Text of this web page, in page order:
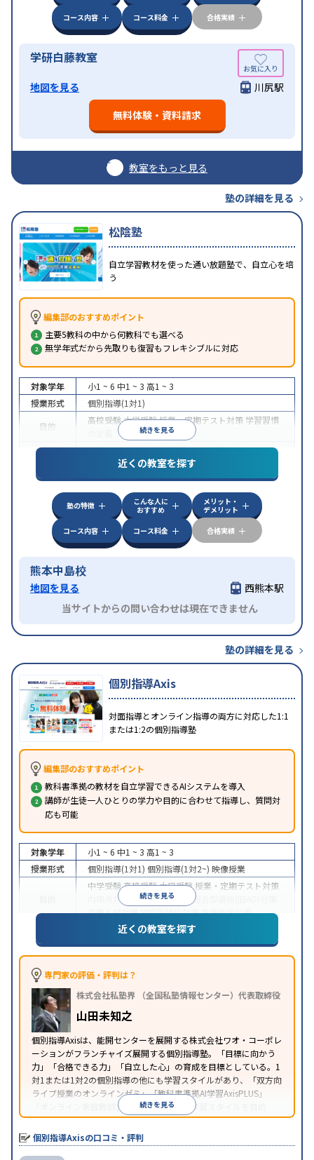
コース内容
コース料金 合格実績
学研白藤教室
地図を見る
川尻駅
無料体験・資料請求
教室をもっと見る
塾の詳細を見る
松陰塾
自立学習教材を使った通い放題塾で、自立心を培
う
編集部のおすすめポイント
主要5教科の中から何教科でも選べる
無学年式だから先取りも復習もフレキシブルに対応
続きを見る
対象学年 小1 ~ 6 中1 ~ 3 高1 ~ 3
授業形式
個別指導(1対1)
目的
高校受験大学受験授業・定期テスト対策 学習習慣
特徴
授業の振替可能季節講習のみの受講可
近くの教室を探す
塾の特徴
こんな人に
おすすめ
メリット・
デメリット
コース内容
コース料金 合格実績
熊本中島校
地図を見る
西熊本駅
当サイトからの問い合わせは現在できません
塾の詳細を見る
個別指導Axis
対面指導とオンライン指導の両方に対応した1:1
または1:2の個別指導塾
編集部のおすすめポイント
教科書準拠の教材を自立学習できるAIシステムを導入
講師が生徒一人ひとりの学力や目的に合わせて指導し、質問対
応も可能
続きを見る
対象学年 小1 ~ 6 中1 ~ 3 高1 ~ 3
授業形式
個別指導(1対1) 個別指導(1対2~) 映像授業
中学受験高校受験大学受験 授業・定期テスト対策
内申点対策
学習習慣の定着
総合型選抜(旧AO)対策
推薦入試対策学校別特化対策各種検定対策
特徴
授業の振替可能学習にPC・タブレットを利用
ライン対応1科目から受講可能季節講習のみの受講
可
※2023年3月調査。小学校高学年の個別指導塾アンケート調査方法
近くの教室を探す
専門家の評価・評判は？
株式会社私塾界 （全国私塾情報センター）代表取締役
山田未知之
個別指導Axisは、能開センターを展開する株式会社ワオ・コーポレ
ーションがフランチャイズ展開する個別指導塾。「目標に向かう
力」「合格できる力」「自立した心」の育成を目標としている。1
対1または1対2の個別指導の他にも学習スタイルがあり、「双方向
ライブ授業のオンラインゼミ」「教科書準拠AI学習AxisPLUS」
「オンライン家庭教師」など、さまざまな学習スタイルを目的
別・科目別に選択することができる。
続きを見る
個別指導Axisの口コミ・評判